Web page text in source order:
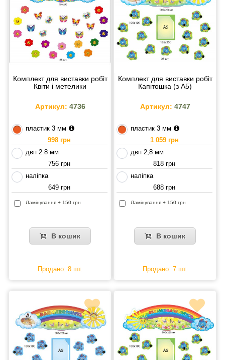
Комплект для виставки робіт
Квіти і метелики
Артикул: 4736
пластик 3 мм
998 грн
двп 2.8 мм
756 грн
наліпка
649 грн
Ламінування + 150 грн
В кошик
Продано: 8 шт.
Комплект для виставки робіт
Капітошка (з А5)
Артикул: 4747
пластик 3 мм
1 059 грн
двп 2,8 мм
818 грн
наліпка
688 грн
Ламінування + 150 грн
В кошик
Продано: 7 шт.